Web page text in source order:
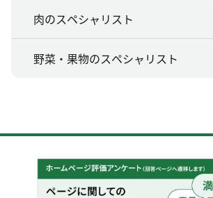
肉のスペシャリスト
野菜・果物のスペシャリスト